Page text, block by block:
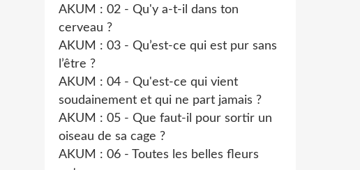
AKUM : 02 - Qu'y a-t-il dans ton
cerveau ?
AKUM : 03 - Qu’est-ce qui est pur sans
l’être ?
AKUM : 04 - Qu'est-ce qui vient
soudainement et qui ne part jamais ?
AKUM : 05 - Que faut-il pour sortir un
oiseau de sa cage ?
AKUM : 06 - Toutes les belles fleurs